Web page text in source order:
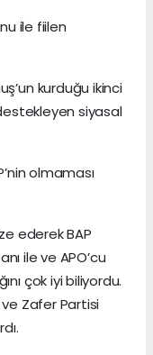
ile fiilen
kurduğu ikinci
destekleyen siyasal
olmaması
ederek BAP
ile ve APO’cu
çok iyi biliyordu.
ve Zafer Partisi